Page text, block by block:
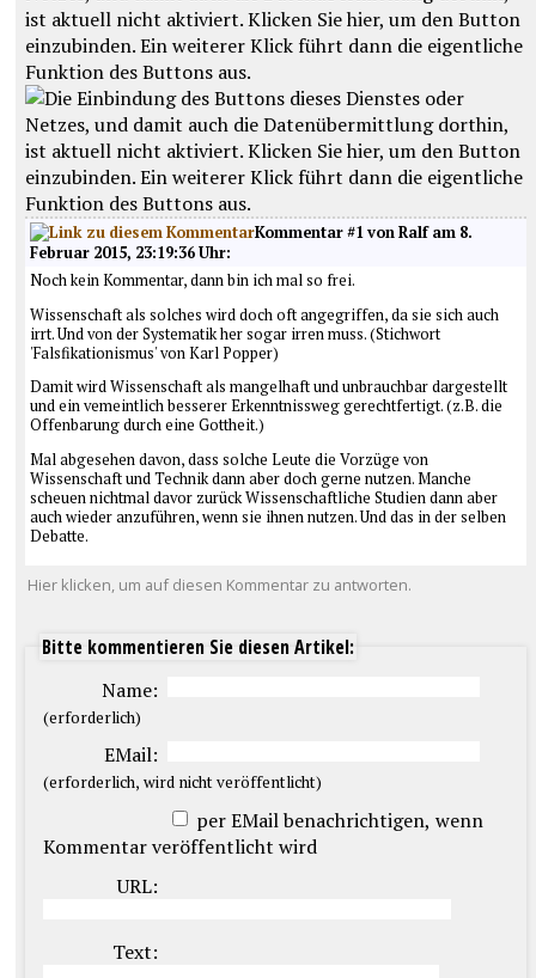
Kommentar #1 von Ralf am 8.
Februar 2015, 23:19:36 Uhr:
Noch kein Kommentar, dann bin ich mal so frei.
Wissenschaft als solches wird doch oft angegriffen, da sie sich auch
irrt. Und von der Systematik her sogar irren muss. (Stichwort
'Falsfikationismus' von Karl Popper)
Damit wird Wissenschaft als mangelhaft und unbrauchbar dargestellt
und ein vemeintlich besserer Erkenntnissweg gerechtfertigt. (z.B. die
Offenbarung durch eine Gottheit.)
Mal abgesehen davon, dass solche Leute die Vorzüge von
Wissenschaft und Technik dann aber doch gerne nutzen. Manche
scheuen nichtmal davor zurück Wissenschaftliche Studien dann aber
auch wieder anzuführen, wenn sie ihnen nutzen. Und das in der selben
Debatte.
Hier klicken, um auf diesen Kommentar zu antworten.
Bitte kommentieren Sie diesen Artikel:
Name:
(erforderlich)
EMail:
(erforderlich, wird nicht veröffentlicht)
per EMail benachrichtigen, wenn
Kommentar veröffentlicht wird
URL:
Text: